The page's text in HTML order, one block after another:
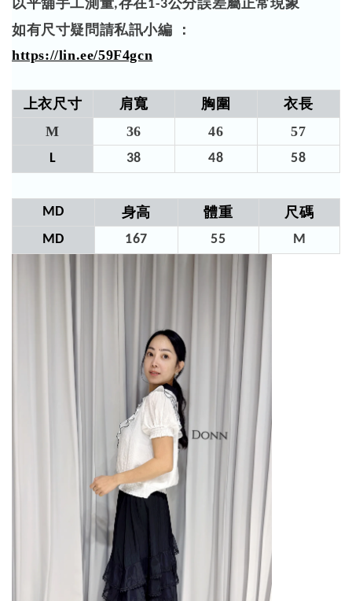
以平舖手工測量,存在1-3公分誤差屬正常現象
如有尺寸疑問請私訊小編 ：
https://lin.ee/59F4gcn
上衣尺寸 肩寬 胸圍
衣長
M
36 46 57​
L 38 48 58​
MD 身高 體重 尺碼
MD 167 55 M